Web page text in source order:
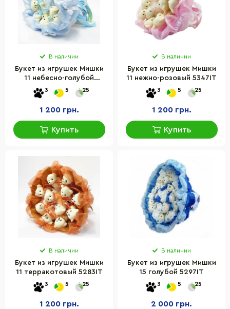
В наличии
Букет из игрушек Мишки
11 небесно-голубой
5285IT
3 5 25
1 200 грн.
Купить
В наличии
Букет из игрушек Мишки
11 нежно-розовый 5347IT
3 5 25
1 200 грн.
Купить
В наличии
Букет из игрушек Мишки
11 терракотовый 5283IT
3 5 25
1 200 грн.
В наличии
Букет из игрушек Мишки
15 голубой 5297IT
3 5 25
2 000 грн.